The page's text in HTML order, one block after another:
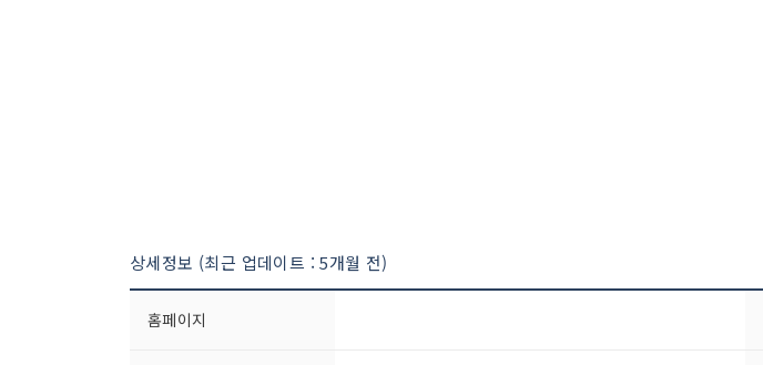
상세정보 (최근 업데이트 : 5개월 전)
홈페이지